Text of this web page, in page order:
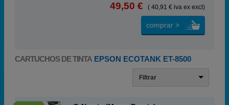
49,50 € ( 40,91 € iva ex excl)
comprar >
CARTUCHOS DE TINTA EPSON ECOTANK ET-8500
Filtrar